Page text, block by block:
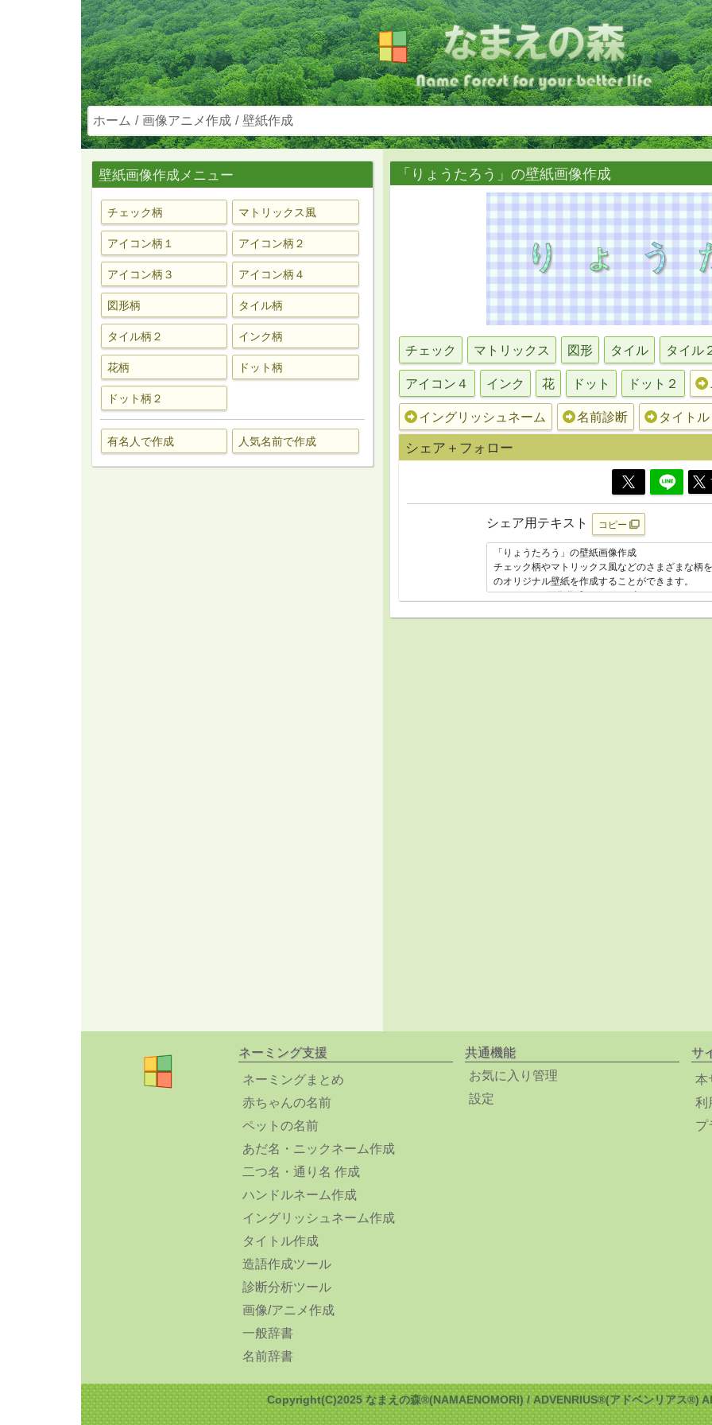
ホーム 画像アニメ作成 壁紙作成
壁紙画像作成メニュー
チェック柄 マトリックス風
アイコン柄１ アイコン柄２
アイコン柄３ アイコン柄４
図形柄 タイル柄
タイル柄２ インク柄
花柄 ドット柄
ドット柄２
有名人で作成 人気名前で作成
「りょうたろう」の壁紙画像作成
チェック マトリックス 図形 タイル タイル
アイコン４ インク 花 ドット ドット２
イングリッシュネーム 名前診断 タイトル
シェア＋フォロー
シェア用テキスト コピー
ネーミング支援
ネーミングまとめ
赤ちゃんの名前
ペットの名前
あだ名・ニックネーム作成
二つ名・通り名 作成
ハンドルネーム作成
イングリッシュネーム作成
タイトル作成
造語作成ツール
診断分析ツール
画像/アニメ作成
一般辞書
名前辞書
共通機能
お気に入り管理
設定
サ
本
利
プ
Copyright(C)2025 なまえの森®(NAMAENOMORI) / ADVENRIUS®(アドベンリアス®)